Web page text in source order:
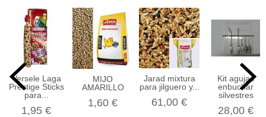
Versele Laga
Prestige Sticks
para...
1,95 €
MIJO
AMARILLO
1,60 €
Jarad mixtura
para jilguero y...
61,00 €
Kit agujas
enbuchar
silvestres
28,00 €